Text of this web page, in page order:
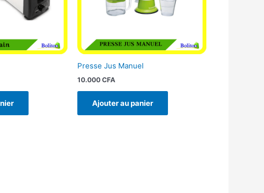
Presse Jus Manuel
10.000CFA
Ajouter au panier